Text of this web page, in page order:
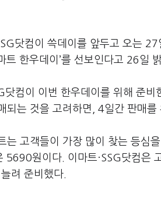
닷컴이 쓱데이를 앞두고 오는
트 한우데이’를 선보인다고 26일
닷컴이 이번 한우데이를 위해 준
되는 것을 고려하면, 4일간 판매
는 고객들이 가장 많이 찾는 등
5690원이다. 이마트·SSG닷컴은
려 준비했다.